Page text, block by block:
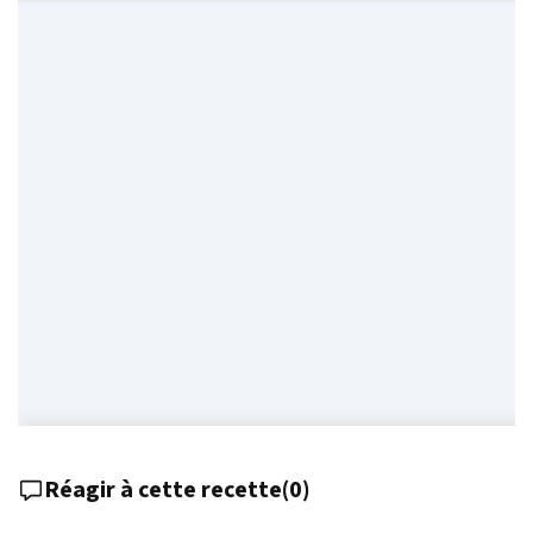
Réagir à cette recette(0)